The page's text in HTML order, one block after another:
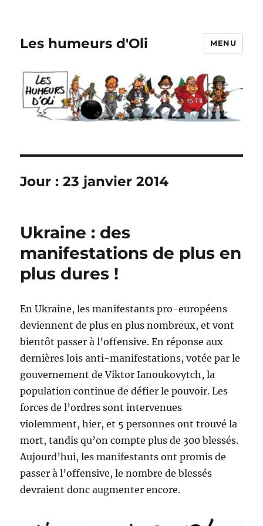
Les humeurs d'Oli MENU
Jour :23 janvier 2014
Ukraine : des
manifestations de plus en
plus dures !
En Ukraine, les manifestants pro-européens
deviennent de plus en plus nombreux, et vont
bientôt passer à l’offensive. En réponse aux
dernières lois anti-manifestations, votée par le
gouvernement de Viktor Ianoukovytch, la
population continue de défier le pouvoir. Les
forces de l’ordres sont intervenues
violemment, hier, et 5 personnes ont trouvé la
mort, tandis qu’on compte plus de 300 blessés.
Aujourd’hui, les manifestants ont promis de
passer à l’offensive, le nombre de blessés
devraient donc augmenter encore.